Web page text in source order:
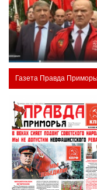
Газета Правда